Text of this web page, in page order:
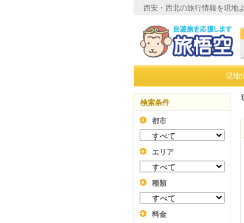
西安・西北の旅行情報を現地
現地
検索条件
都市
エリア
種類
料金